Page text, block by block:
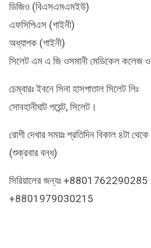
ডিজিও (বিএসএমএমইউ)
এফসিপিএস (গাইনী)
অধ্যাপক (গাইনী)
সিলেট এম এ জি ওসমানী মেডিকেল কলেজ ও
চেম্বারঃ ইবনে সিনা হাসপাতাল সিলেট লিঃ
সোবহানীঘাট পয়েন্ট, সিলেট।
রোগী দেখার সময়ঃ প্রতিদিন বিকাল ৪টা
(শুক্রবার বন্ধ)
সিরিয়ালের জন্যঃ +8801762290285
+8801979030215